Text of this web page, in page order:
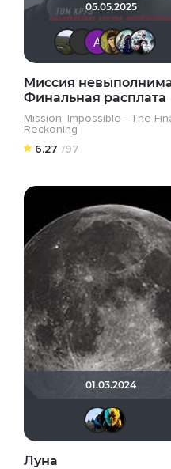
05.05.2025
Urartuu
Миссия
Финальная расплата
Mission: Impossible - The
Reckoning
6.27 /97
01.03.2024
Луна